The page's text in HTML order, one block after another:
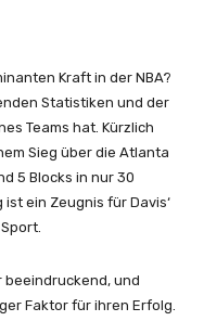
Kraft in der NBA?
Statistiken und der
Teams hat. Kürzlich
Sieg über die Atlanta
5 Blocks in nur 30
ein Zeugnis für Davis‘
beeindruckend, und
Faktor für ihren Erfolg.